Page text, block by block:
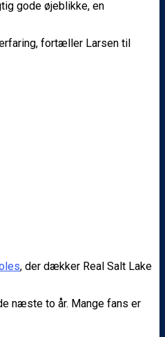
gode øjeblikke, en
fortæller Larsen til
, der dækker Real Salt Lake
næste to år. Mange fans er